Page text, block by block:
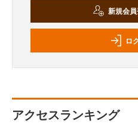
新規会
ロ
アクセスランキング